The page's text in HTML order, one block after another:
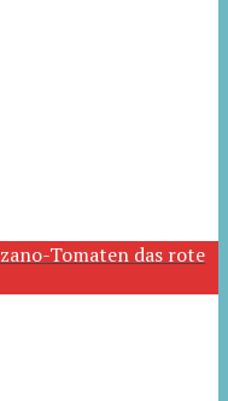
Tomaten das rote